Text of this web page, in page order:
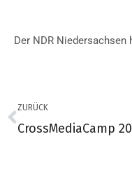
Der NDR
ZURÜCK
CrossMediaCamp